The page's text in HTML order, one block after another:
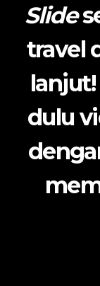
Slide
travel
lanjut!
dulu